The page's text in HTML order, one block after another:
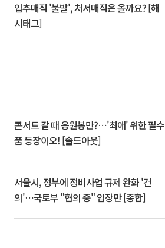
입추매직 '불발', 처서매직은 올까요? [해
시태그]
콘서트 갈 때 응원봉만?⋯'최애' 위한 필수
품 등장이오! [솔드아웃]
서울시, 정부에 정비사업 규제 완화 '건
의'⋯국토부 "협의 중" 입장만 [종합]